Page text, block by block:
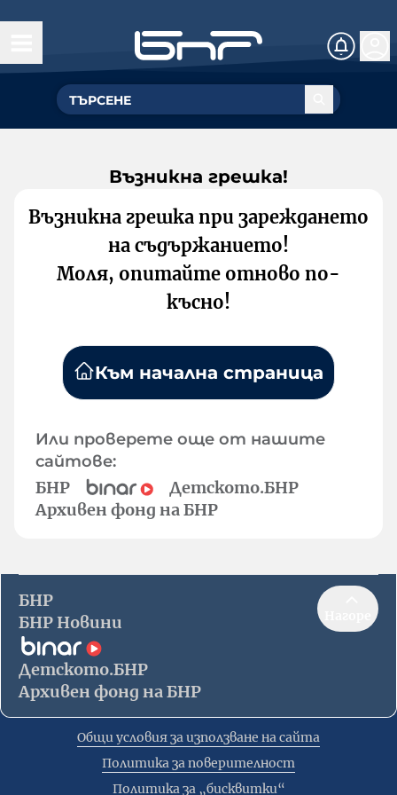
Възникна грешка!
Възникна грешка при зареждането
на съдържанието!
Моля, опитайте отново по-
късно!
Към начална страница
Или проверете още от нашите
сайтове:
БНР
Детското.БНР
Архивен фонд на БНР
БНР
БНР Новини
Детското.БНР
Архивен фонд на БНР
Общи условия за използване на сайта
Политика за поверителност
Политика за „бисквитки“